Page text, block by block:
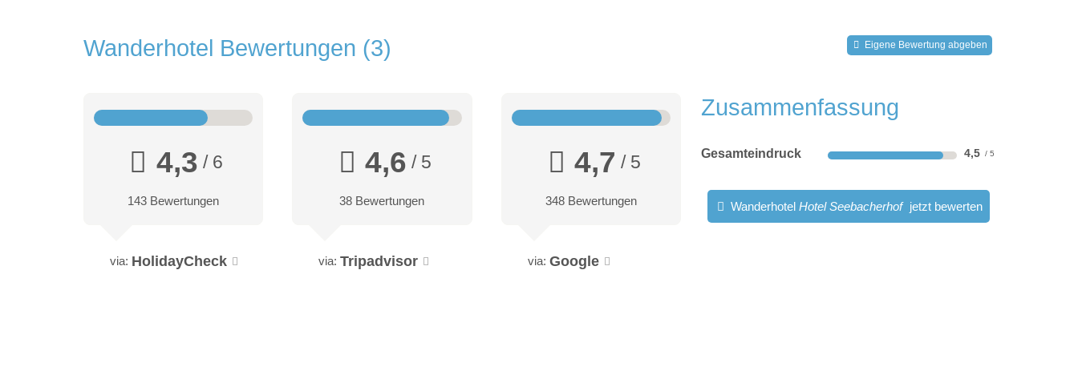
Wanderhotel Bewertungen 3 Eigene Bewertung abgeben
Zusammenfassung
Gesamteindruck 4,5
WanderhotelHotel Seebacherhof jetzt bewerten
4,3 / 6
143 Bewertungen
via: HolidayCheck
4,6 / 5
38 Bewertungen
via: Tripadvisor
4,7 / 5
348 Bewertungen
via: Google